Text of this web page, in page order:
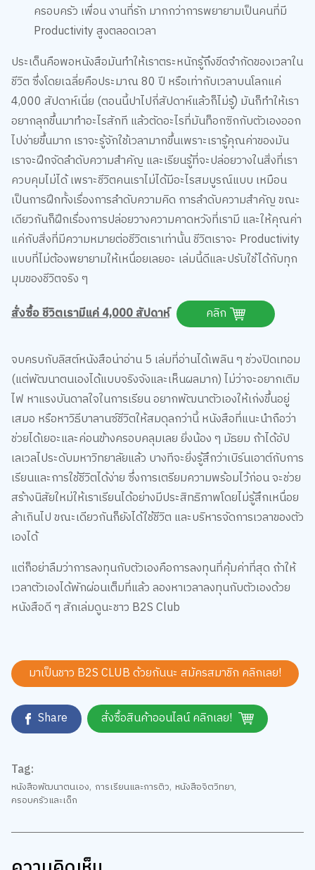
Productivity สูงตลอดเวลา
ชีวิต ซึ่งโดยเฉลี่ยคือประมาณ 80 ปี หรือเท่ากับเวลาบนโลกแค่
4,000 สัปดาห์เนี่ย (ตอนนี้ปาไปกี่สัปดาห์แล้วก็ไม่รู้) มันก็ทำให้เรา
อยากลุกขึ้นมาทำอะไรสักที แล้วตัดอะไรที่มันท็อกซิกกับตัวเองออก
ไปง่ายขึ้นมาก เราจะรู้จักใช้เวลามากขึ้นเพราะเรารู้คุณค่าของมัน
เราจะฝึกจัดลำดับความสำคัญ และเรียนรู้ที่จะปล่อยวางในสิ่งที่เรา
ควบคุมไม่ได้ เพราะชีวิตคนเราไม่ได้มีอะไรสมบูรณ์แบบ เหมือน
เป็นการฝึกทั้งเรื่องการลำดับความคิด การลำดับความสำคัญ ขณะ
เดียวกันก็ฝึกเรื่องการปล่อยวางความคาดหวังที่เรามี และให้คุณค่า
แค่กับสิ่งที่มีความหมายต่อชีวิตเราเท่านั้น ชีวิตเราจะ Productivity
แบบที่ไม่ต้องพยายามให้เหนื่อยเลยอะ เล่มนี้ดีและปรับใช้ได้กับทุก
มุมของชีวิตจริง ๆ
สั่งซื้อ ชีวิตเรามีแค่ 4,000 สัปดาห์
คลิก
จบครบกับลิสต์หนังสือน่าอ่าน 5 เล่มที่อ่านได้เพลิน ๆ ช่วงปิดเทอม
(แต่พัฒนาตนเองได้แบบจริงจังและเห็นผลมาก) ไม่ว่าจะอยากเติม
ไฟ หาแรงบันดาลใจในการเรียน อยากพัฒนาตัวเองให้เก่งขึ้นอยู่
เสมอ หรือหาวิธีบาลานซ์ชีวิตให้สมดุลกว่านี้ หนังสือที่แนะนำถือว่า
ช่วยได้เยอะและค่อนข้างครอบคลุมเลย ยิ่งน้อง ๆ มัธยม ถ้าได้อัป
เลเวลไประดับมหาวิทยาลัยแล้ว บางทีจะยิ่งรู้สึกว่าเบิร์นเอาต์กับการ
เรียนและการใช้ชีวิตได้ง่าย ซึ่งการเตรียมความพร้อมไว้ก่อน จะช่วย
สร้างนิสัยใหม่ให้เราเรียนได้อย่างมีประสิทธิภาพโดยไม่รู้สึกเหนื่อย
ล้าเกินไป ขณะเดียวกันก็ยังได้ใช้ชีวิต และบริหารจัดการเวลาของตัว
เองได้
แต่ก็อย่าลืมว่าการลงทุนกับตัวเองคือการลงทุนที่คุ้มค่าที่สุด ถ้าให้
เวลาตัวเองได้พักผ่อนเต็มที่แล้ว ลองหาเวลาลงทุนกับตัวเองด้วย
หนังสือดี ๆ สักเล่มดูนะชาว B2S Club
มาเป็นชาว B2S CLUB ด้วยกันนะ สมัครสมาชิกคลิกเลย!
Share สั่งซื้อสินค้าออนไลน์ คลิกเลย!
หนังสือพัฒนาตนเอง
ครอบครัวและเด็ก
ความคิดเห็น